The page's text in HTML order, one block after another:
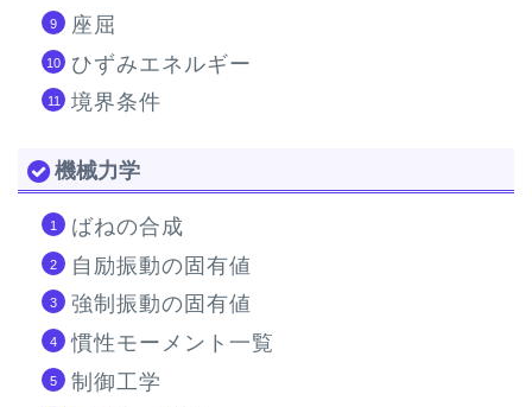
座屈
ひずみエネルギー
境界条件
機械力学
ばねの合成
自励振動の固有値
強制振動の固有値
慣性モーメント一覧
制御工学